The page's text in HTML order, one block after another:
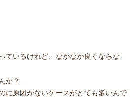
ているけれど、なかなか良くならな
か？
に原因がないケースがとても多いんで